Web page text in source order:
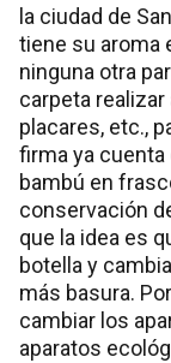
la ciudad de
tiene su aroma
ninguna otra
carpeta
placares, etc.,
firma ya
bambú en
conservación
que la idea es
botella y
más basura.
cambiar los
aparatos